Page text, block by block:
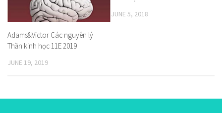
Adams&Victor Các nguyên lý
Thần kinh học 11E 2019
JUNE 19, 2019
JUNE 5, 2018